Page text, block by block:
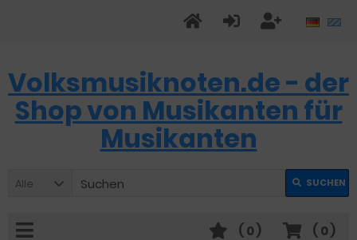
Volksmusiknoten.de - der
Shop von Musikanten für
Musikanten
Alle SUCHEN
( 0 )
( 0 )